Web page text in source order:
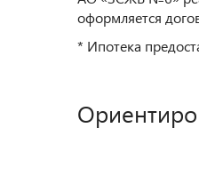
оформляется
* Ипотека